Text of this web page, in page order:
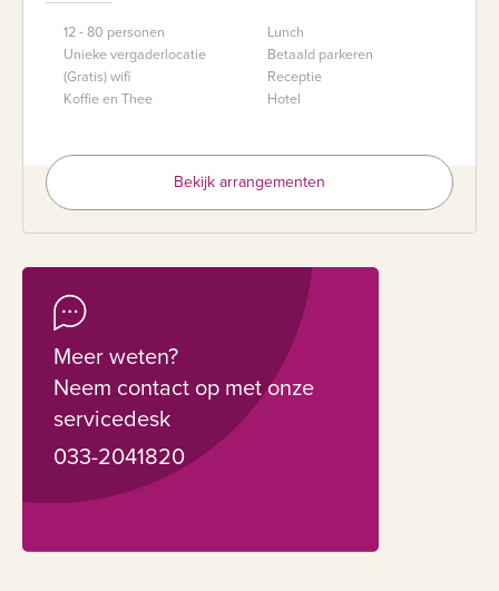
12 - 80 personen
Unieke vergaderlocatie
(Gratis) wifi
Koffie en Thee
Lunch
Betaald parkeren
Receptie
Hotel
Bekijk arrangementen
Meer weten?
Neem contact op met onze
servicedesk
033-2041820